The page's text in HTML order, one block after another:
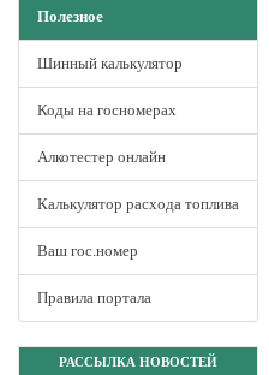
Полезное
Шинный калькулятор
Коды на госномерах
Алкотестер онлайн
Калькулятор расхода топлива
Ваш гос.номер
Правила портала
РАССЫЛКА НОВОСТЕЙ